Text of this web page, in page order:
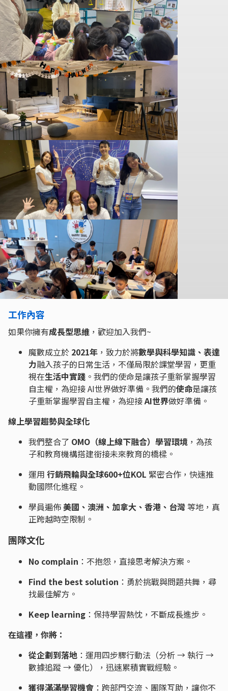
工作內容
如果你擁有成長型思維 ，歡迎加入我們~
魔數成立於 2021年 ，致力於將數學與科學知識、表達
力融入孩子的日常生活，不僅局限於課堂學習，更重
視在生活中實踐 。我們的使命是讓孩子重新掌握學習
自主權，為迎接 AI世界做好準備。我們的使命是讓孩
子重新掌握學習自主權，為迎接AI世界做好準備。
線上學習趨勢與全球化
我們整合了 OMO（線上線下融合）學習環境 ，為孩
子和教育機構搭建銜接未來教育的橋樑。
運用 行銷飛輪與全球600+位KOL 緊密合作，快速推
動國際化進程。
學員遍佈美國、澳洲、加拿大、香港、台灣 等地，真
正跨越時空限制。
團隊文化
No complain ：不抱怨，直接思考解決方案。
Find the best solution ：勇於挑戰與問題共舞，尋
找最佳解方。
Keep learning ：保持學習熱忱，不斷成長進步。
在這裡，你將：
從企劃到落地 ：運用四步驟行動法（分析 → 執行 →
數據追蹤 → 優化），迅速累積實戰經驗。
獲得滿滿學習機會 ：跨部門交流、團隊互助，讓你不